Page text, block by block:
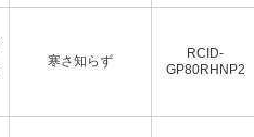
寒さ知らず
RCID-
GP80RHNP2